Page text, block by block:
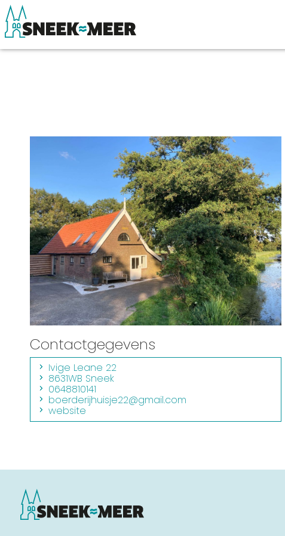
Praktische informatie
Toeristische informatie
Bezienswaardigheden
Watersport
Overnachten
Winkelen
Routes
Contactgegevens
Ivige Leane 22
8631WB Sneek
0648810141
boerderijhuisje22@gmail.com
website